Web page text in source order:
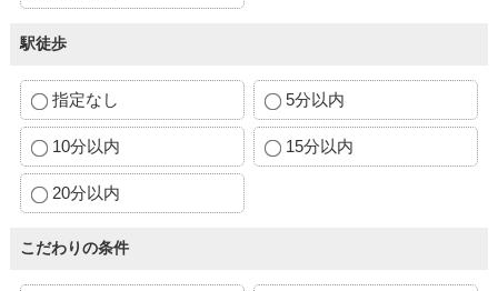
駅徒歩
指定なし 5分以内
10分以内 15分以内
20分以内
こだわりの条件